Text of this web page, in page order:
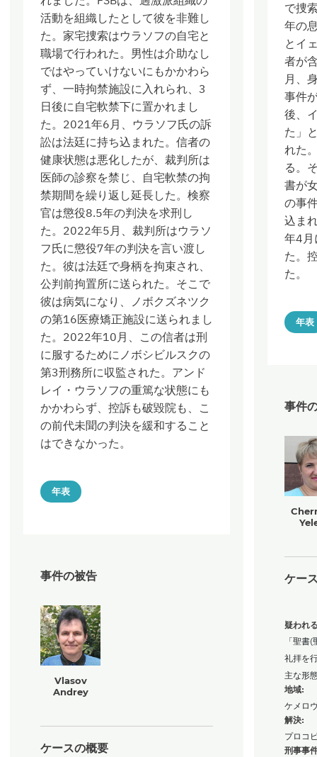
活動を組織したとして彼を非難し
た。家宅捜索はウラソフの自宅と
職場で行われた。男性は介助なし
ではやっていけないにもかかわら
ず、一時拘禁施設に入れられ、3
日後に自宅軟禁下に置かれまし
た。2021年6月、ウラソフ氏の訴
訟は法廷に持ち込まれた。信者の
健康状態は悪化したが、裁判所は
医師の診察を禁じ、自宅軟禁の拘
禁期間を繰り返し延長した。検察
官は懲役8.5年の判決を求刑し
た。2022年5月、裁判所はウラソ
フ氏に懲役7年の判決を言い渡し
た。彼は法廷で身柄を拘束され、
公判前拘置所に送られた。そこで
彼は病気になり、ノボクズネツク
の第16医療矯正施設に送られまし
た。2022年10月、この信者は刑
に服するためにノボシビルスクの
第3刑務所に収監された。アンド
レイ・ウラソフの重篤な状態にも
かかわらず、控訴も破毀院も、こ
の前代未聞の判決を緩和すること
はできなかった。
年表
事件の被告
Vlasov
Andrey
ケースの概要
で捜
年の
とイ
者が
月、
事件
後、
た」
れた
る。
書が
の事
込ま
年4月
た。
た。
年表
事件
ケー
地域:
ケメロ
解決:
プロコ
疑われ
「聖書
礼拝を
主な形
刑事事